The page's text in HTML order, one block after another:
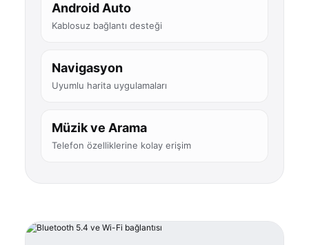
Android Auto
Kablosuz bağlantı desteği
Navigasyon
Uyumlu harita uygulamaları
Müzik ve Arama
Telefon özelliklerine kolay erişim